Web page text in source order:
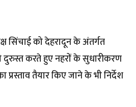
सिंचाई को देहरादून के अंतर्गत
दुरुस्त करते हुए नहरों के सुधारीकरण
तैयार किए जाने के भी निर्देश